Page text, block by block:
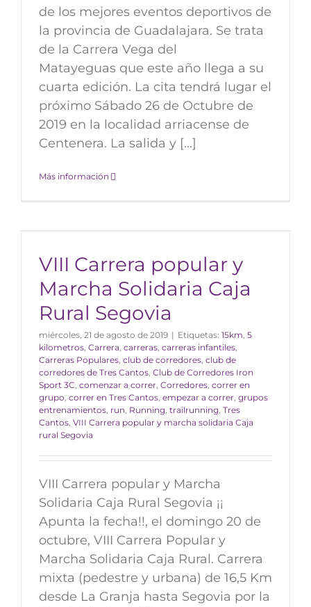
de los mejores eventos deportivos de
la provincia de Guadalajara. Se trata
de la Carrera Vega del
Matayeguas que este año llega a su
cuarta edición. La cita tendrá lugar el
próximo Sábado 26 de Octubre de
2019 en la localidad arriacense de
Centenera. La salida y [...]
Más información
VIII Carrera popular y
Marcha Solidaria Caja
Rural Segovia
miércoles, 21 de agosto de 2019 | Etiquetas: 15km, 5
kilometros, Carrera, carreras, carreras infantiles,
Carreras Populares, club de corredores, club de
corredores de Tres Cantos, Club de Corredores Iron
Sport 3C, comenzar a correr, Corredores, correr en
grupo, correr en Tres Cantos, empezar a correr, grupos
entrenamientos, run, Running, trailrunning, Tres
Cantos, VIII Carrera popular y marcha solidaria Caja
rural Segovia
VIII Carrera popular y Marcha
Solidaria Caja Rural Segovia ¡¡
Apunta la fecha!!, el domingo 20 de
octubre, VIII Carrera Popular y
Marcha Solidaria Caja Rural. Carrera
mixta (pedestre y urbana) de 16,5 Km
desde La Granja hasta Segovia por la